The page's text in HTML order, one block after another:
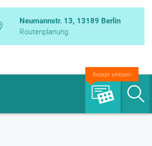
Neumannstr. 13, 13189 Berlin
Routenplanung
Rezept einlösen